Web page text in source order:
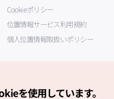
Cookieポリシー
位置情報サービス利用規約
個人位置情報取扱いポリシー
を使用しています。